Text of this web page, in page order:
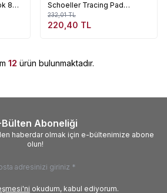
80
Schoeller Tracing Pad
Aydınger Çizim Blok 90g A4
30 Sayfa
232,01TL
220,40 TL
12 ürün bulunmaktadır.
Bülten Aboneliği
haberdar olmak için e-bültenimize abone
olun!
okudum, kabul ediyorum.